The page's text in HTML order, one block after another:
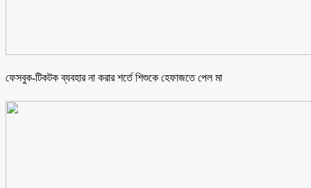
ফেসবুক-টিকটক ব্যবহার না করার শর্তে শিশুকে হেফাজতে পেল মা